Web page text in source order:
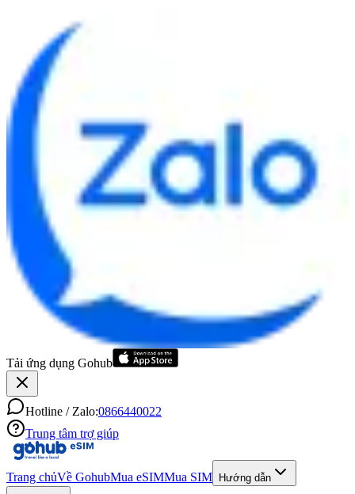
Tải ứng dụng Gohub
Hotline / Zalo:0866440022
Trung tâm trợ giúp
Trang chủVề GohubMua eSIMMua SIM Hướng dẫn